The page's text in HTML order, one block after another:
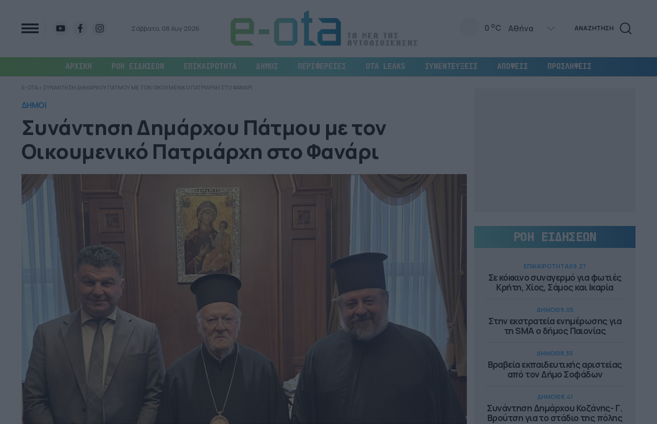
Σάββατο, 08 Αυγ 2026 0 oC ΑΝΑΖΗΤΗΣΗ
ΑΡΧΙΚΗ ΡΟΗ ΕΙΔΗΣΕΩΝ ΕΠΙΚΑΙΡΟΤΗΤΑ ΔΗΜΟΙ ΠΕΡΙΦΕΡΕΙΕΣ OTA LEAKS ΣΥΝΕΝΤΕΥΞΕΙΣ ΑΠΟΨΕΙΣ ΠΡΟΣΛΗΨΕΙΣ
E-OTA » ΣΥΝΑΝΤΗΣΗ ΔΗΜΑΡΧΟΥ ΠΑΤΜΟΥ ΜΕ ΤΟΝ ΟΙΚΟΥΜΕΝΙΚΟ ΠΑΤΡΙΑΡΧΗ ΣΤΟ ΦΑΝΑΡΙ
ΔΗΜΟΙ
Συνάντηση Δημάρχου Πάτμου με τον
Οικουμενικό Πατριάρχη στο Φανάρι
ΡΟΗ ΕΙΔΗΣΕΩΝ
ΕΠΙΚΑΙΡΟΤΗΤΑ09.27
Σε κόκκινο συναγερμό για φωτιές
Κρήτη, Χίος, Σάμος και Ικαρία
ΔΗΜΟΙ09.05
Στην εκστρατεία ενημέρωσης για
τη SMA ο δήμος Παιονίας
ΔΗΜΟΙ08.55
Βραβεία εκπαιδευτικής αριστείας
από τον Δήμο Σοφάδων
ΔΗΜΟΙ08.41
Συνάντηση Δημάρχου Κοζάνης- Γ.
Βρούτση για το στάδιο της πόλης